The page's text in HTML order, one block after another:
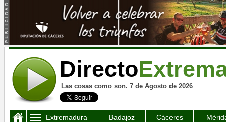
Directo
Las cosas como son. 7 de Agosto de 2026
Extremadura Badajoz Cáceres